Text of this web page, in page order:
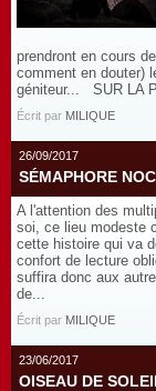
prendront en cours
comment en douter)
géniteur... SUR LA
Écrit par MILIQUE
26/09/2017
SÉMAPHORE
A l'attention des
soi, ce lieu modeste
cette histoire qui va
confort de lecture
suffira donc aux
de...
Écrit par MILIQUE
23/06/2017
OISEAU DE